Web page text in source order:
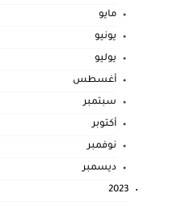
مايو
يونيو
يوليو
أغسطس
سبتمبر
أكتوبر
نوفمبر
ديسمبر
2023